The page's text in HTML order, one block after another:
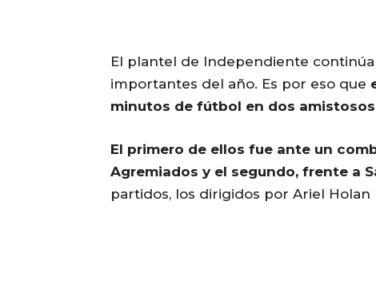
El plantel de Independiente
importantes del año. Es por eso que
minutos de fútbol en dos amistosos
El primero de ellos fue ante un
Agremiados y el segundo, frente a
partidos, los dirigidos por Ariel